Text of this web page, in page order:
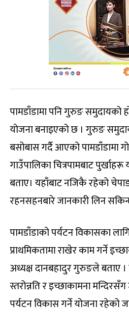
पामडाँडामा पनि गुरुङ समुदायको
योजना बनाइएको छ । गुरुङ
बसोबास गर्दै आएको पामडाँडामा
गाउँपालिका चित्रपामबाट
बताए। यहाँबाट नजिकै रहेको
रहनसहनबारे जानकारी लिन
पामडाँडाको पर्यटन विकासका
प्राथमिकतामा राखेर काम गर्ने
अध्यक्ष दानबहादुर गुरुङले
स्तरोन्नति र इच्छाकामना
पर्यटन विकास गर्ने योजना रहेको